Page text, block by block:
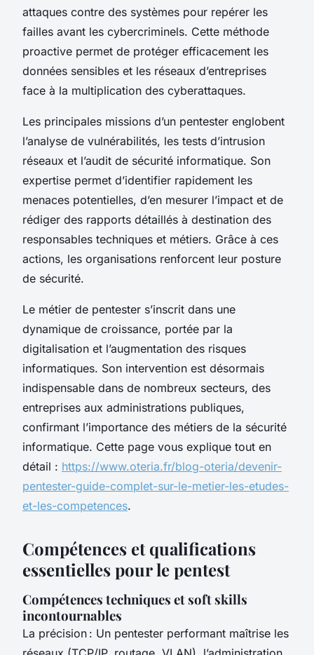
attaques contre des systèmes pour repérer les
failles avant les cybercriminels. Cette méthode
proactive permet de protéger efficacement les
données sensibles et les réseaux d’entreprises
face à la multiplication des cyberattaques.
Les principales missions d’un pentester englobent
l’analyse de vulnérabilités, les tests d’intrusion
réseaux et l’audit de sécurité informatique. Son
expertise permet d’identifier rapidement les
menaces potentielles, d’en mesurer l’impact et de
rédiger des rapports détaillés à destination des
responsables techniques et métiers. Grâce à ces
actions, les organisations renforcent leur posture
de sécurité.
Le métier de pentester s’inscrit dans une
dynamique de croissance, portée par la
digitalisation et l’augmentation des risques
informatiques. Son intervention est désormais
indispensable dans de nombreux secteurs, des
entreprises aux administrations publiques,
confirmant l’importance des métiers de la sécurité
informatique. Cette page vous explique tout en
détail : https://www.oteria.fr/blog-oteria/devenir-
pentester-guide-complet-sur-le-metier-les-etudes-
et-les-competences.
Compétences et qualifications
essentielles pour le pentest
Compétences techniques et soft skills
incontournables
La précision : Un pentester performant maîtrise les